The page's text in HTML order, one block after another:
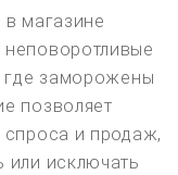
магазине
где заморожены
позволяет
спроса и продаж,
или исключать